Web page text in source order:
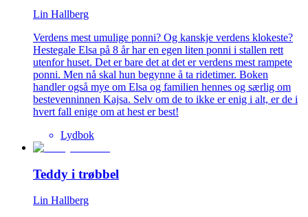
Lin Hallberg
Verdens mest umulige ponni? Og kanskje verdens klokeste?
Hestegale Elsa på 8 år har en egen liten ponni i stallen rett
utenfor huset. Det er bare det at det er verdens mest rampete
ponni. Men nå skal hun begynne å ta ridetimer. Boken
handler også mye om Elsa og familien hennes og særlig om
bestevenninnen Kajsa. Selv om de to ikke er enig i alt, er de i
hvert fall enige om at hest er best!
Lydbok
Teddy i trøbbel
Lin Hallberg